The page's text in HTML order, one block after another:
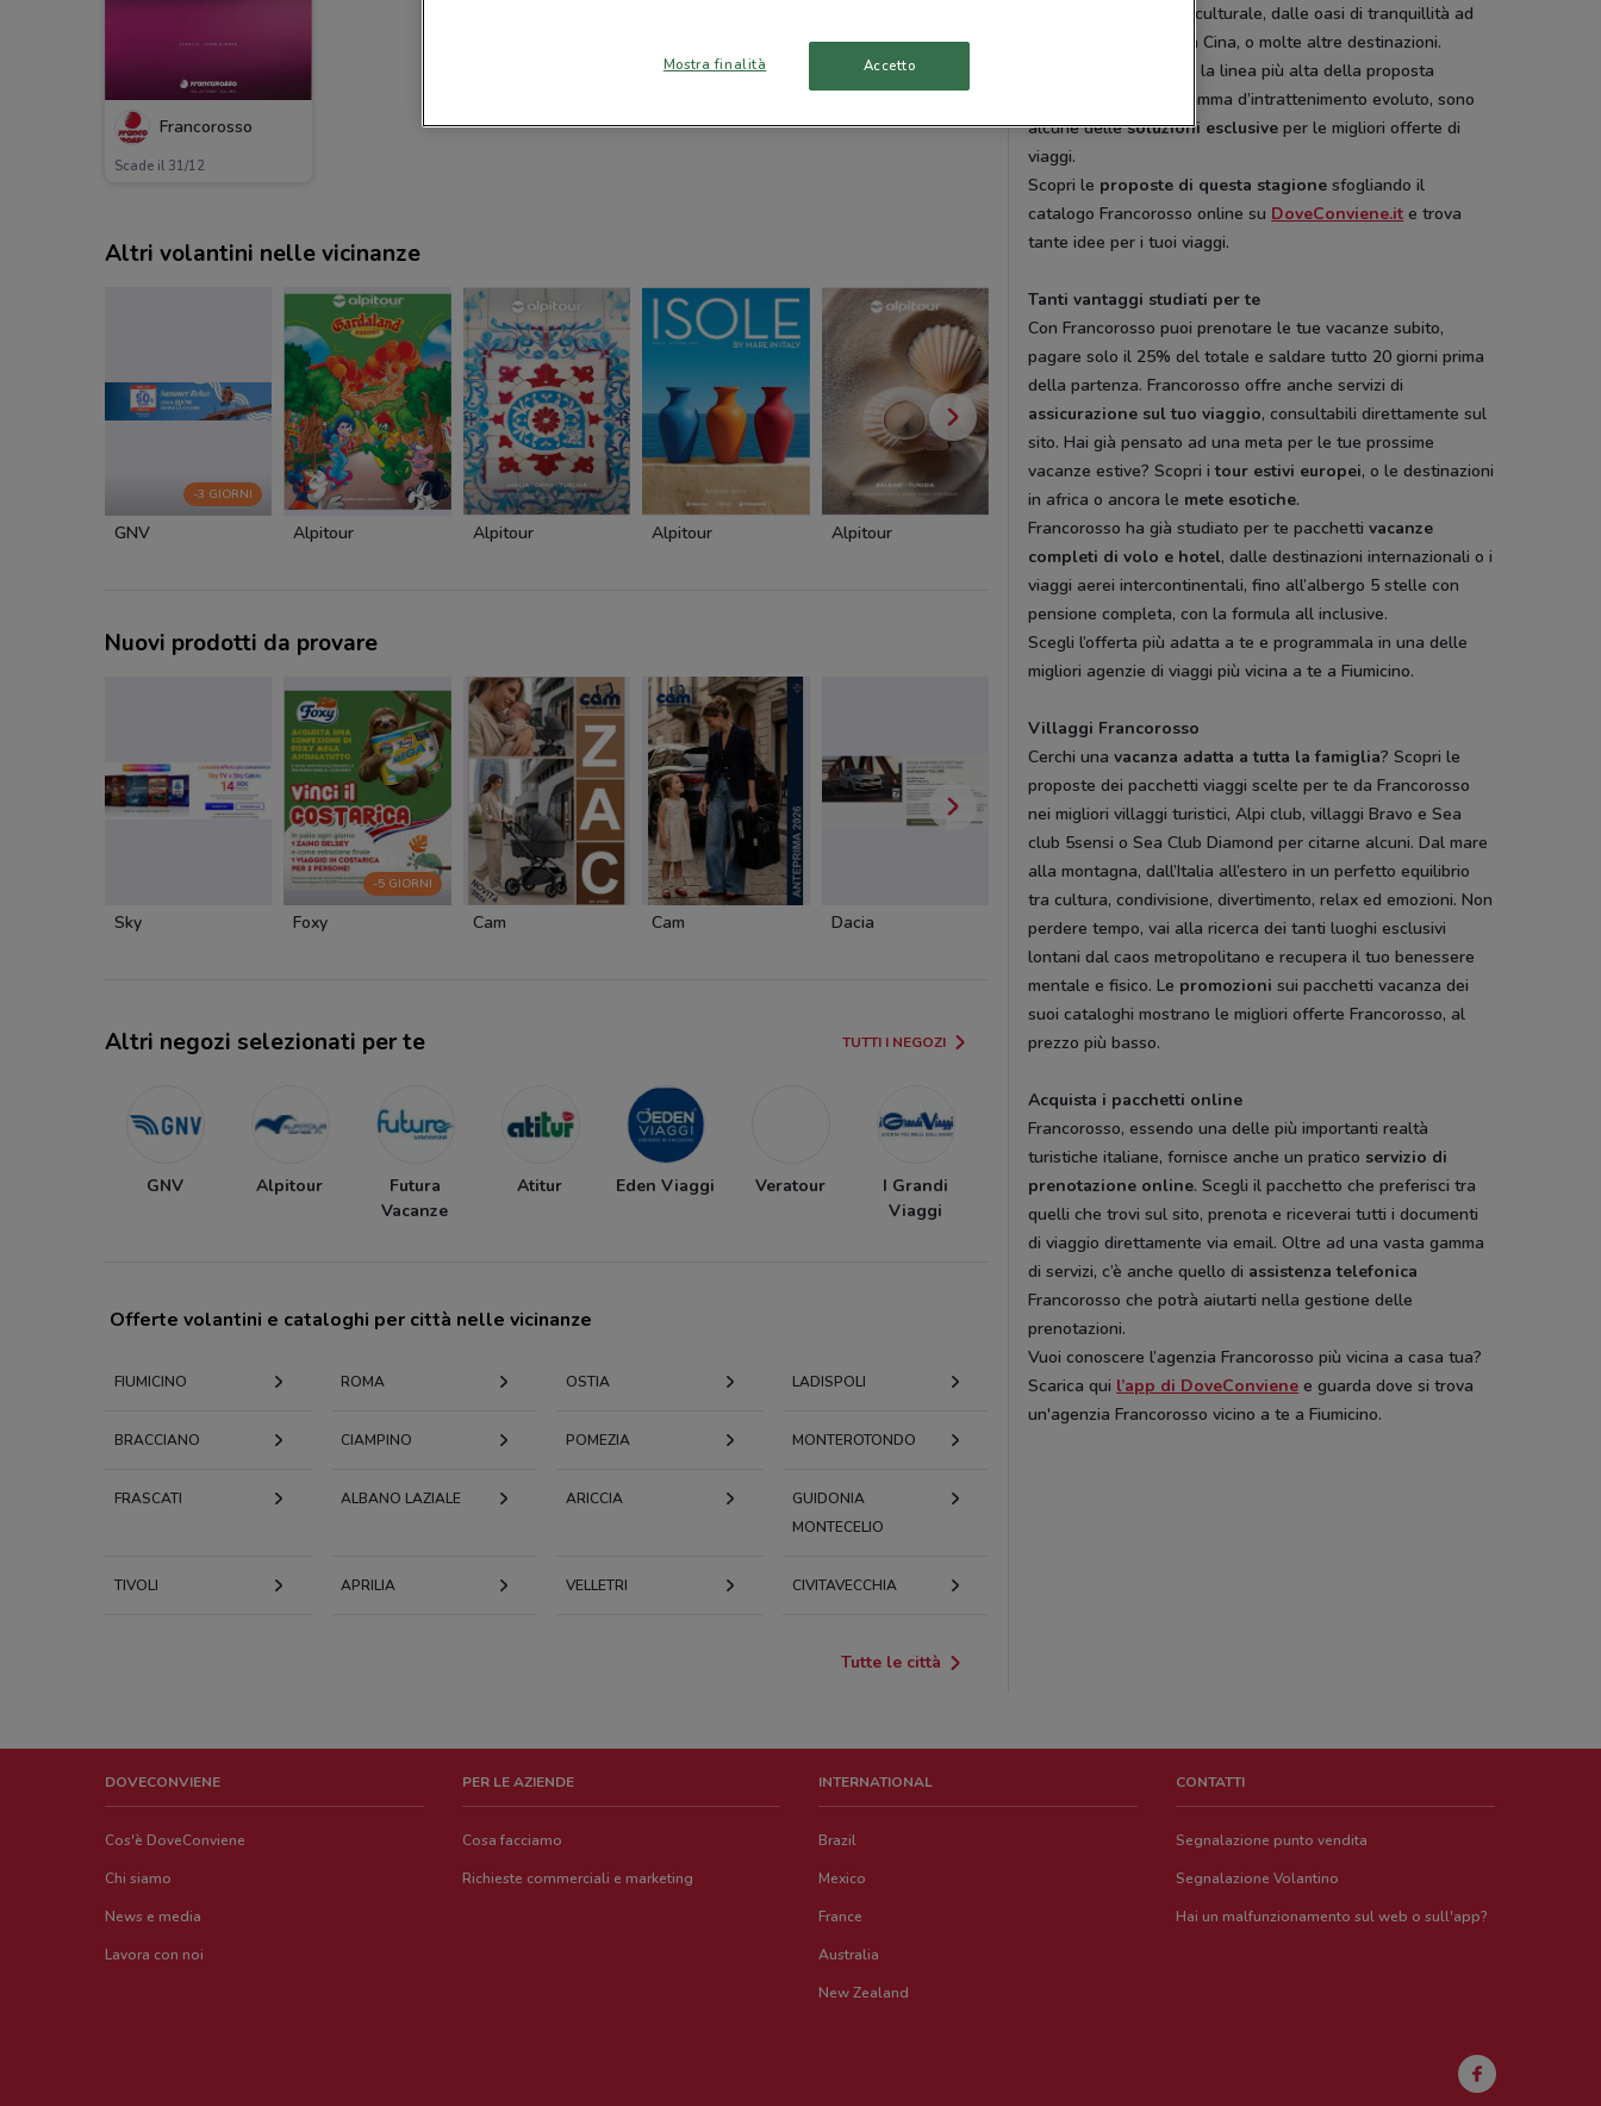
Francorosso
Scade il 31/12
Altri volantini nelle vicinanze
-3 GIORNI
GNV Alpitour Alpitour Alpitour Alpitour Alpitour Alpitour Alpitour
Nuovi prodotti da provare
Sky
-5 GIORNI
Foxy Cam Cam Dacia Cofidis Pali Disney
Altri negozi selezionati per te TUTTI I NEGOZI
GNV Alpitour
Futura
Vacanze
Atitur Eden Viaggi Veratour
I Grandi
Viaggi
Offerte volantini e cataloghi per città nelle vicinanze
FIUMICINO ROMA OSTIA LADISPOLI
BRACCIANO CIAMPINO POMEZIA MONTEROTONDO
FRASCATI ALBANO LAZIALE ARICCIA
GUIDONIA
MONTECELIO
TIVOLI APRILIA VELLETRI CIVITAVECCHIA
Tutte le città
lontani alla ricchezza culturale, dalle oasi di tranquillità ad
emozionanti tour della Cina, o molte altre destinazioni.
, la linea più alta della proposta
alberghiera, un programma d’intrattenimento evoluto, sono
alcune dellesoluzioni esclusive per le migliori offerte di
viaggi.
Scopri le proposte di questa stagione sfogliando il
catalogo Francorosso online su DoveConviene.it e trova
tante idee per i tuoi viaggi.
Tanti vantaggi studiati per te
Con Francorosso puoi prenotare le tue vacanze subito,
pagare solo il 25% del totale e saldare tutto 20 giorni prima
della partenza. Francorosso offre anche servizi di
assicurazione sul tuo viaggio, consultabili direttamente sul
sito. Hai già pensato ad una meta per le tue prossime
vacanze estive? Scopri itour estivi europei, o le destinazioni
in africa o ancora le mete esotiche.
Francorosso ha già studiato per te pacchettivacanze
completi di volo e hotel, dalle destinazioni internazionali o i
viaggi aerei intercontinentali, fino all’albergo 5 stelle con
pensione completa, con la formula all inclusive.
Scegli l’offerta più adatta a te e programmala in una delle
migliori agenzie di viaggi più vicina a te a Fiumicino.
Villaggi Francorosso
Cerchi unavacanza adatta a tutta la famiglia? Scopri le
proposte dei pacchetti viaggi scelte per te da Francorosso
nei migliori villaggi turistici, Alpi club, villaggi Bravo e Sea
club 5sensi o Sea Club Diamond per citarne alcuni. Dal mare
alla montagna, dall’Italia all’estero in un perfetto equilibrio
tra cultura, condivisione, divertimento, relax ed emozioni. Non
perdere tempo, vai alla ricerca dei tanti luoghi esclusivi
lontani dal caos metropolitano e recupera il tuo benessere
mentale e fisico. Le promozioni sui pacchetti vacanza dei
suoi cataloghi mostrano le migliori offerte Francorosso, al
prezzo più basso.
Acquista i pacchetti online
Francorosso, essendo una delle più importanti realtà
turistiche italiane, fornisce anche un pratico servizio di
prenotazione online. Scegli il pacchetto che preferisci tra
quelli che trovi sul sito, prenota e riceverai tutti i documenti
di viaggio direttamente via email. Oltre ad una vasta gamma
di servizi, c’è anche quello di assistenza telefonica
Francorosso che potrà aiutarti nella gestione delle
prenotazioni.
Vuoi conoscere l’agenzia Francorosso più vicina a casa tua?
Scarica qui l’app di DoveConviene e guarda dove si trova
un'agenzia Francorosso vicino a te a Fiumicino.
DOVECONVIENE
Cos'è DoveConviene
Chi siamo
News e media
Lavora con noi
PER LE AZIENDE
Cosa facciamo
Richieste commerciali e marketing
INTERNATIONAL
Brazil
Mexico
France
Australia
New Zealand
CONTATTI
Segnalazione punto vendita
Segnalazione Volantino
Hai un malfunzionamento sul web o sull'app?
Mostra finalità Accetto